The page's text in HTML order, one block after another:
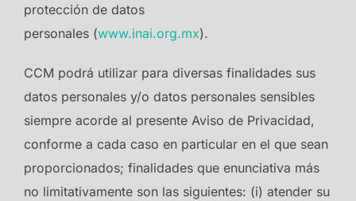
protección de datos
personales (www.inai.org.mx).
CCM podrá utilizar para diversas finalidades sus
datos personales y/o datos personales sensibles
siempre acorde al presente Aviso de Privacidad,
conforme a cada caso en particular en el que sean
proporcionados; finalidades que enunciativa más
no limitativamente son las siguientes: (i) atender su